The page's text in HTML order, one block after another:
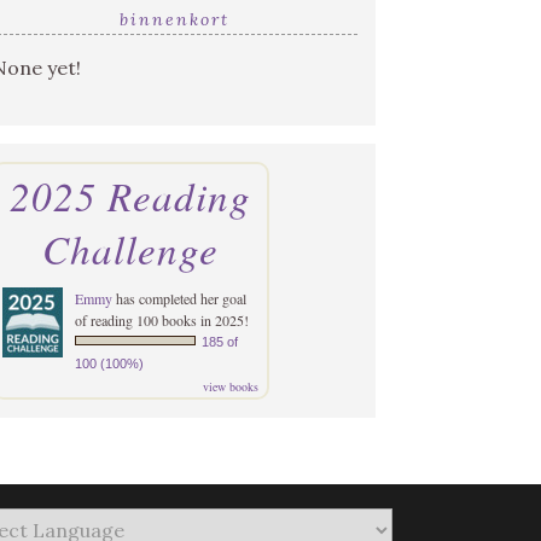
binnenkort
yet!
2025 Reading
Challenge
Emmyhas completed her goal
of reading 100 books in 2025!
185 of
100 (100%)
view books